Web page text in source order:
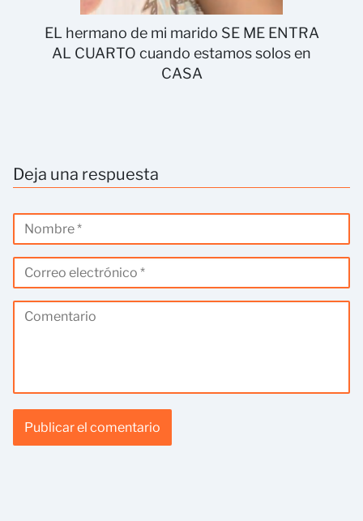
EL hermano de mi marido SE ME ENTRA
AL CUARTO cuando estamos solos en
CASA
Deja una respuesta